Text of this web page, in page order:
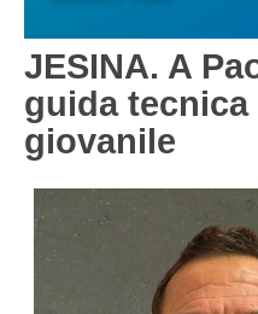
JESINA. A
guida
giovanile